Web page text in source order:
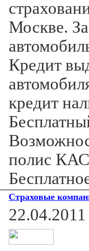
Москве.
Кредит
кредит
полис
Страховые
22.04.2011